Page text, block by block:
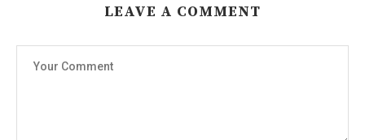
LEAVE A COMMENT